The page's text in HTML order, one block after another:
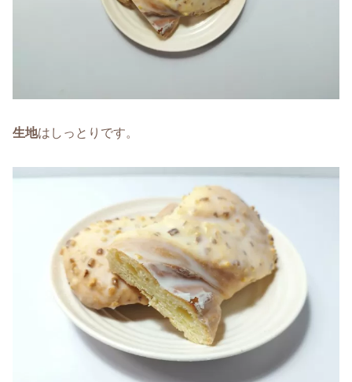
生地はしっとりです。